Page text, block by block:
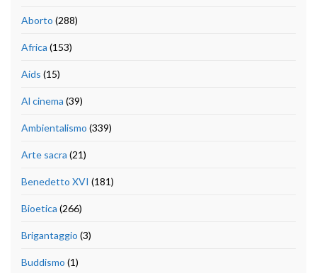
Aborto (288)
Africa (153)
Aids (15)
Al cinema (39)
Ambientalismo (339)
Arte sacra (21)
Benedetto XVI (181)
Bioetica (266)
Brigantaggio (3)
Buddismo (1)